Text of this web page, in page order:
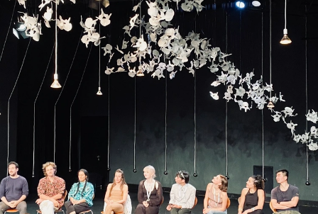
Vorstellungen
Festivals
Wild & Schön Festival
Gastspiele
Extras
Available for Touring
Archiv
MITSPIELEN